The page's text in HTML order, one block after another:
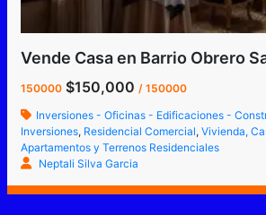
150000 $150,000 / 150000
Inversiones - Oficinas - Edificaciones -
Inversiones, Residencial Comercial,Vivienda,
Apartamentos y Terrenos Residenciales
Neptali Silva Garcia